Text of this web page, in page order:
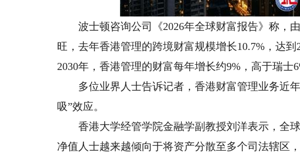
波士顿咨询公司《2026年全球财富报告》称，
旺，去年香港管理的跨境财富规模增长10.7%，达
2030年，香港管理的财富每年增长约9%，高于瑞士
多位业界人士告诉记者，香港财富管理业务近年
吸”效应。
香港大学经管学院金融学副教授刘洋表示，全
净值人士越来越倾向于将资产分散至多个司法辖区